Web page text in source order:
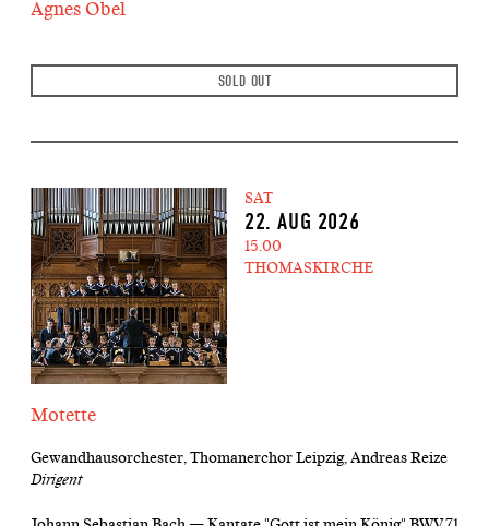
Agnes Obel
SOLD OUT
SAT
22. AUG 2026
15.00
THOMASKIRCHE
Motette
Gewandhausorchester, Thomanerchor Leipzig, Andreas Reize
Dirigent